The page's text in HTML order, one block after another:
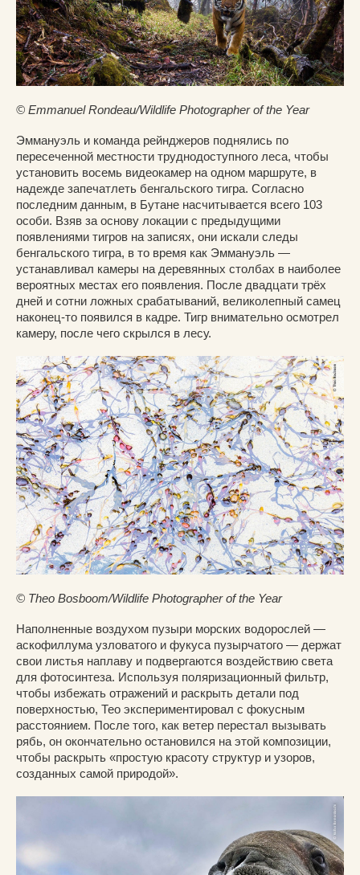
© Emmanuel Rondeau/Wildlife Photographer of the Year
Эммануэль и команда рейнджеров поднялись по
пересеченной местности труднодоступного леса, чтобы
установить восемь видеокамер на одном маршруте, в
надежде запечатлеть бенгальского тигра. Согласно
последним данным, в Бутане насчитывается всего 103
особи. Взяв за основу локации с предыдущими
появлениями тигров на записях, они искали следы
бенгальского тигра, в то время как Эммануэль —
устанавливал камеры на деревянных столбах в наиболее
вероятных местах его появления. После двадцати трёх
дней и сотни ложных срабатываний, великолепный самец
наконец-то появился в кадре. Тигр внимательно осмотрел
камеру, после чего скрылся в лесу.
© Theo Bosboom/Wildlife Photographer of the Year
Наполненные воздухом пузыри морских водорослей —
аскофиллума узловатого и фукуса пузырчатого — держат
свои листья наплаву и подвергаются воздействию света
для фотосинтеза. Используя поляризационный фильтр,
чтобы избежать отражений и раскрыть детали под
поверхностью, Тео экспериментировал с фокусным
расстоянием. После того, как ветер перестал вызывать
рябь, он окончательно остановился на этой композиции,
чтобы раскрыть «простую красоту структур и узоров,
созданных самой природой».